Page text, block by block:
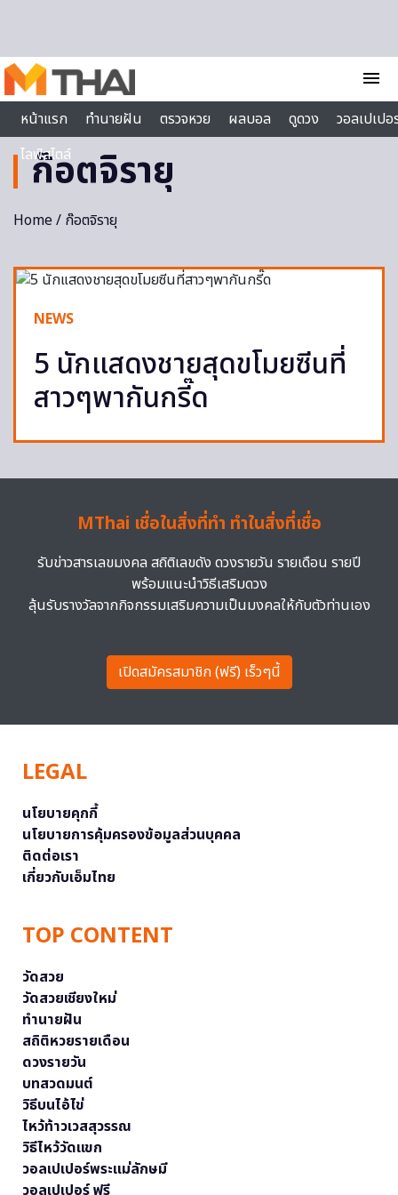
menu
หน้าแรก
ทำนายฝัน ตรวจหวย ผลบอล ดูดวง
วอลเปเป
ไลฟ์สไตล์
ก๊อตจิรายุ
Home/ ก๊อตจิรายุ
NEWS
5 นักแสดงชายสุดขโมยซีนที่
สาวๆพากันกรี๊ด
MThai เชื่อในสิ่งที่ทำ ทำในสิ่งที่เชื่อ
รับข่าวสารเลขมงคล สถิติเลขดัง ดวงรายวัน รายเดือน รายปี
พร้อมแนะนำวิธีเสริมดวง
ลุ้นรับรางวัลจากกิจกรรมเสริมความเป็นมงคลให้กับตัวท่านเอง
เปิดสมัครสมาชิก (ฟรี) เร็วๆนี้
LEGAL
นโยบายคุกกี้
นโยบายการคุ้มครองข้อมูลส่วนบุคคล
ติดต่อเรา
เกี่ยวกับเอ็มไทย
TOP CONTENT
วัดสวย
วัดสวยเชียงใหม่
ทำนายฝัน
สถิติหวยรายเดือน
ดวงรายวัน
บทสวดมนต์
วิธีบนไอ้ไข่
ไหว้ท้าวเวสสุวรรณ
วิธีไหว้วัดแขก
วอลเปเปอร์พระแม่ลักษมี
วอลเปเปอร์ ฟรี